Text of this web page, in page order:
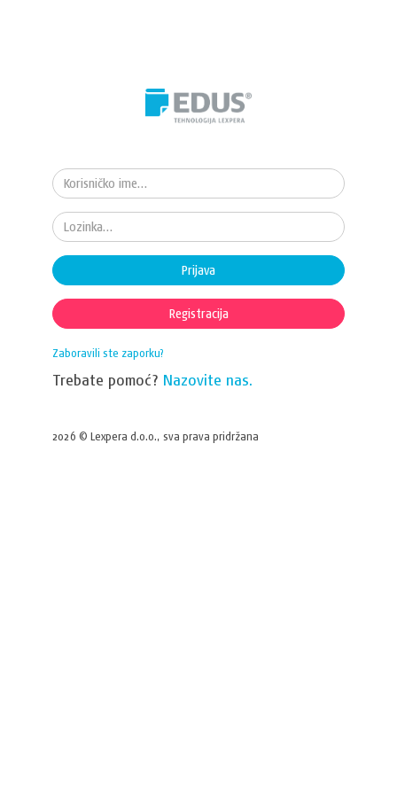
Prijava
Registracija
Zaboravili ste zaporku?
Trebate pomoć? Nazovite nas.
2026 © Lexpera d.o.o., sva prava pridržana